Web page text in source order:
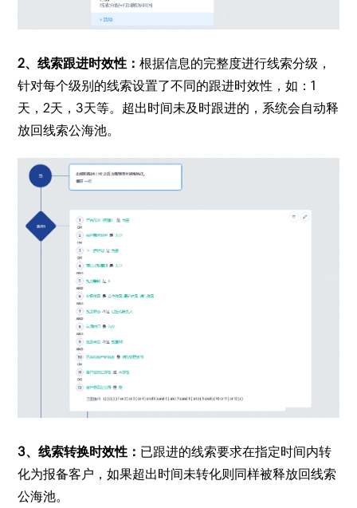
2、线索跟进时效性：根据信息的完整度进行线索分级，
针对每个级别的线索设置了不同的跟进时效性，如：1
天，2天，3天等。超出时间未及时跟进的，系统会自动释
放回线索公海池。
3、线索转换时效性： 已跟进的线索要求在指定时间内转
化为报备客户，如果超出时间未转化则同样被释放回线索
公海池。